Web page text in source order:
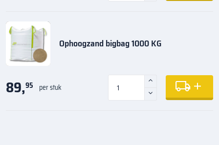
Ophoogzand bigbag 1000 KG
89,95 per stuk